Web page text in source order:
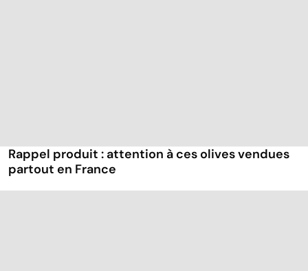
Rappel produit : attention à ces olives vendues
partout en France